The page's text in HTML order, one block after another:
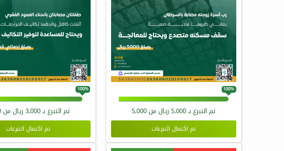
100%
تم التبرع بـ5,000ريال من5,000
تم اكتمال التبرعات
100%
تم التبرع بـ3,000ريال من
تم اكتمال التبرعات